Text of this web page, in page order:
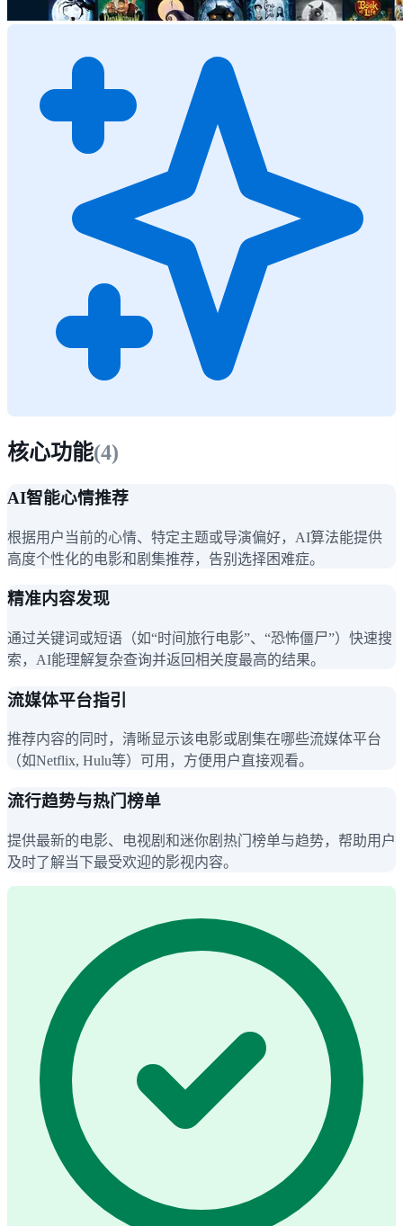
核心功能(4)
AI智能心情推荐
根据用户当前的心情、特定主题或导演偏好，AI算法能提供
高度个性化的电影和剧集推荐，告别选择困难症。
精准内容发现
通过关键词或短语（如“时间旅行电影”、“恐怖僵尸”）快速搜
索，AI能理解复杂查询并返回相关度最高的结果。
流媒体平台指引
推荐内容的同时，清晰显示该电影或剧集在哪些流媒体平台
（如Netflix, Hulu等）可用，方便用户直接观看。
流行趋势与热门榜单
提供最新的电影、电视剧和迷你剧热门榜单与趋势，帮助用户
及时了解当下最受欢迎的影视内容。